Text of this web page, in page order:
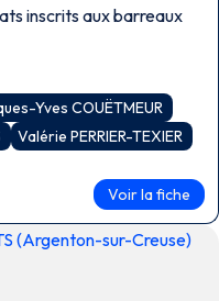
inscrits aux barreaux
Yves COUËTMEUR
Valérie PERRIER-TEXIER
Voir la fiche